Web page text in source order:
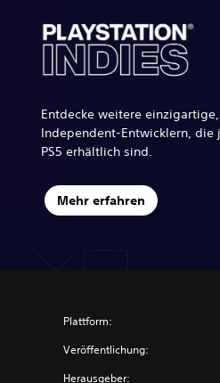
Entdecke weitere
Independent-Entwicklern, die
PS5 erhältlich sind.
Mehr erfahren
Plattform:
Veröffentlichung:
Herausgeber: